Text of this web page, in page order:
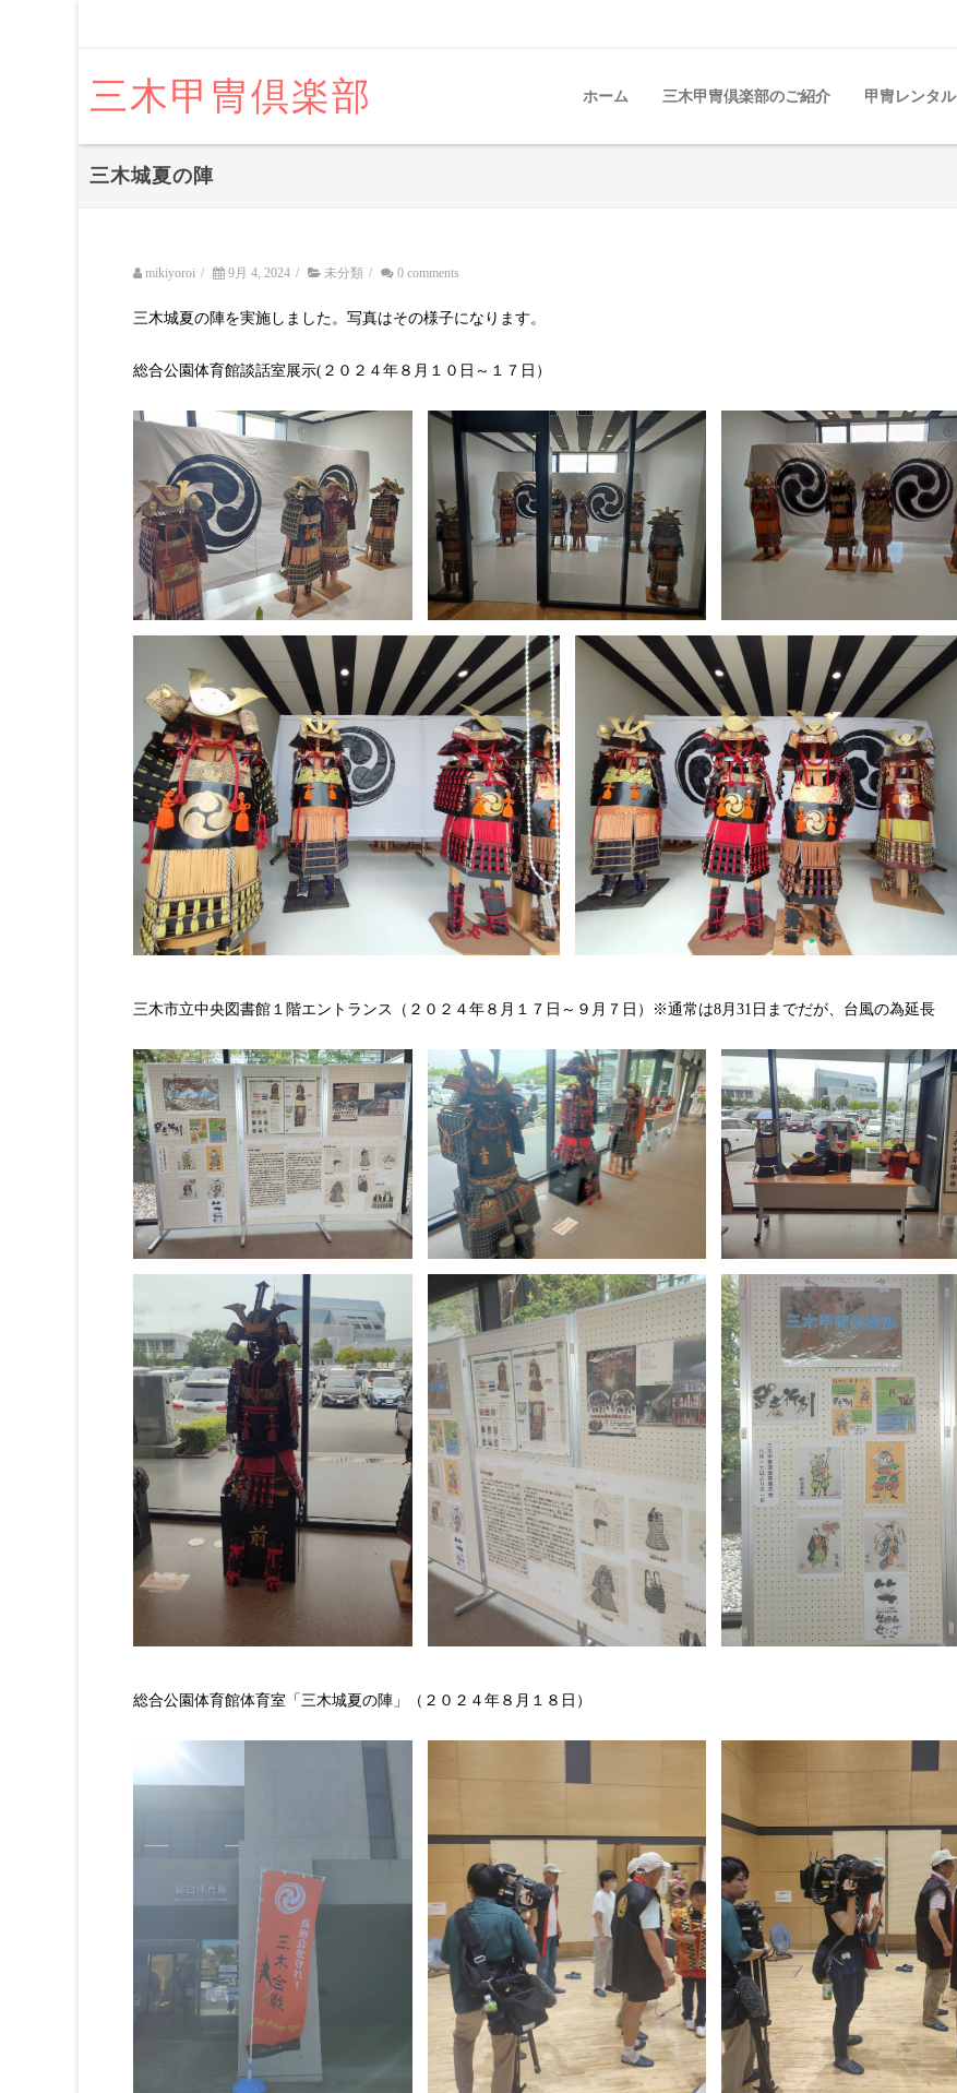
三木甲冑倶楽部 ホーム 三木甲冑倶楽部のご紹介 甲冑レンタル
三木城夏の陣
mikiyoroi / 9月 4, 2024 / 未分類 / 0 comments
三木城夏の陣を実施しました。写真はその様子になります。
総合公園体育館談話室展示(２０２４年８月１０日～１７日）
三木市立中央図書館１階エントランス（２０２４年８月１７日～９月７日）※通常は8月31日までだが、台風の為延長
総合公園体育館体育室「三木城夏の陣」（２０２４年８月１８日）